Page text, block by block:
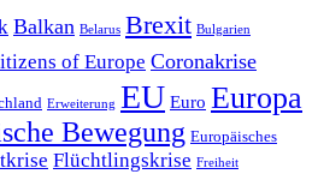
Balkan Belarus Brexit Bulgarien
of Europe Coronakrise
Erweiterung EU Euro Europa
Bewegung Europäisches
Flüchtlingskrise Freiheit